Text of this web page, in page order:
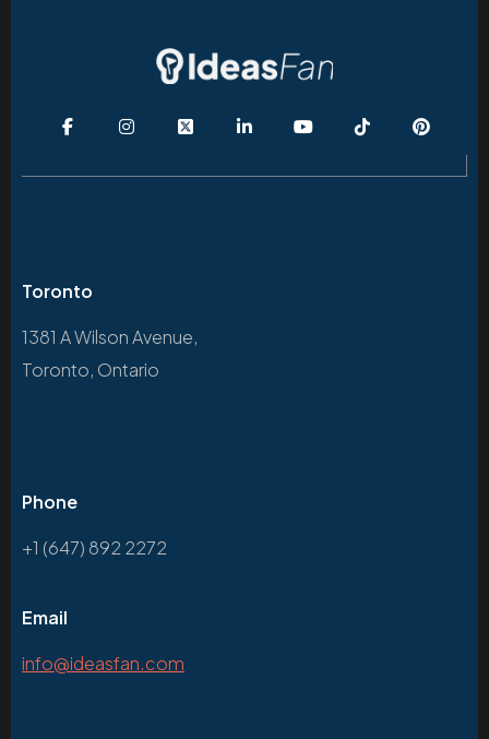
Toronto
1381 A Wilson Avenue,
Toronto, Ontario
Phone
+1 (647) 892 2272
Email
info@ideasfan.com